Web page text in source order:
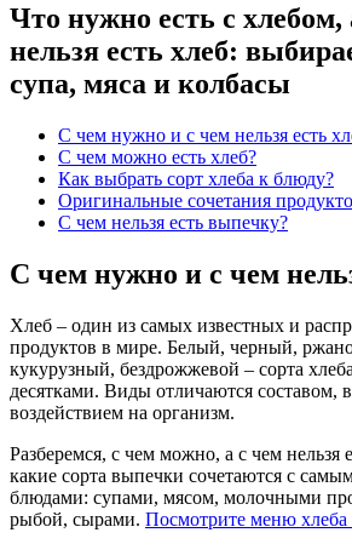
Что нужно есть с хлебом,
нельзя есть хлеб:
супа, мяса и колбасы
С чем нужно и с чем нельзя есть
С чем можно есть хлеб?
Как выбрать сорт хлеба к блюду?
Оригинальные сочетания
С чем нельзя есть выпечку?
С чем нужно и с чем
Хлеб – один из самых известных и
продуктов в мире. Белый, черный,
кукурузный, бездрожжевой – сорта
десятками. Виды отличаются составом,
воздействием на организм.
Разберемся, с чем можно, а с чем нельзя
какие сорта выпечки сочетаются с
блюдами: супами, мясом, молочными
рыбой, сырами. Посмотрите меню хлеба